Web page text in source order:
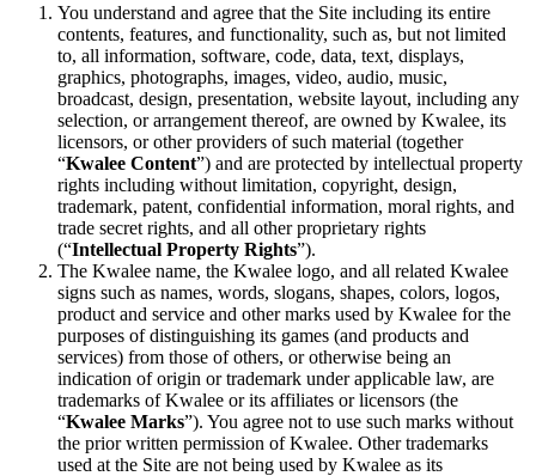
You understand and agree that the Site including its entire
contents, features, and functionality, such as, but not limited
to, all information, software, code, data, text, displays,
graphics, photographs, images, video, audio, music,
broadcast, design, presentation, website layout, including any
selection, or arrangement thereof, are owned by Kwalee, its
licensors, or other providers of such material (together
“Kwalee Content”) and are protected by intellectual property
rights including without limitation, copyright, design,
trademark, patent, confidential information, moral rights, and
trade secret rights, and all other proprietary rights
(“Intellectual Property Rights”).
The Kwalee name, the Kwalee logo, and all related Kwalee
signs such as names, words, slogans, shapes, colors, logos,
product and service and other marks used by Kwalee for the
purposes of distinguishing its games (and products and
services) from those of others, or otherwise being an
indication of origin or trademark under applicable law, are
trademarks of Kwalee or its affiliates or licensors (the
“Kwalee Marks”). You agree not to use such marks without
the prior written permission of Kwalee. Other trademarks
used at the Site are not being used by Kwalee as its